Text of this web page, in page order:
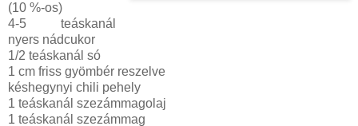
(10 %-os)
4-5 teáskanál
nyers nádcukor
1/2 teáskanál só
1 cm friss gyömbér reszelve
késhegynyi chili pehely
1 teáskanál szezámmagolaj
1 teáskanál szezámmag